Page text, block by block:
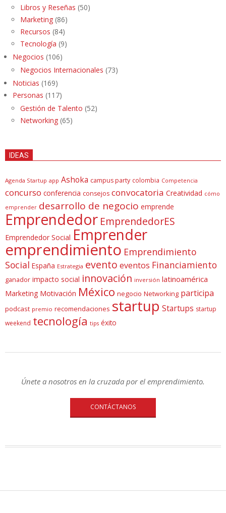
Libros y Reseñas (50)
Marketing (86)
Recursos (84)
Tecnología (9)
Negocios (106)
Negocios Internacionales (73)
Noticias (169)
Personas (117)
Gestión de Talento (52)
Networking (65)
IDEAS
Agenda Startup app Ashoka campus party colombia Competencia
concurso conferencia consejos convocatoria Creatividad cómo
emprender desarrollo de negocio emprende
Emprendedor EmprendedorES
Emprendedor Social Emprender
emprendimiento Emprendimiento
Social España Estrategia evento eventos Financiamiento
ganador impacto social innovación inversión latinoamérica
Marketing Motivación México negocio Networking participa
podcast premio recomendaciones startup Startups startup
weekend tecnología tips éxito
Únete a nosotros en la cruzada por el emprendimiento.
CONTÁCTANOS